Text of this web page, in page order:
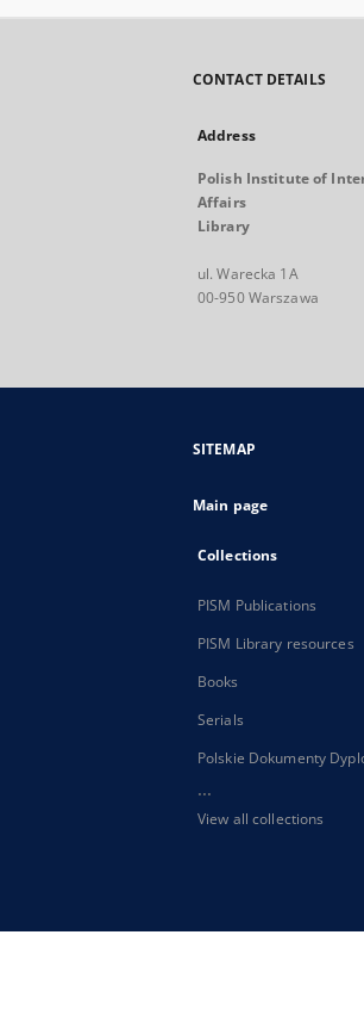
CONTACT DETAILS
Address
Polish Institute of
Affairs
Library
ul. Warecka 1A
00-950 Warszawa
SITEMAP
Main page
Collections
PISM Publications
PISM Library resources
Books
Serials
Polskie Dokumenty
...
View all collections